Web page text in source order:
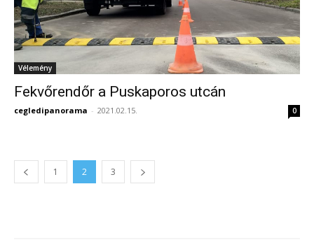
Vélemény
Fekvőrendőr a Puskaporos utcán
cegledipanorama - 2021.02.15. 0
1 2 3